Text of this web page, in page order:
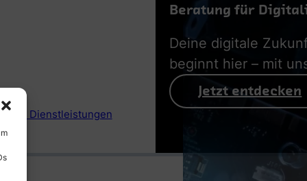
aller Dienstleistungen
Beratung für
Deine digitale
beginnt hier – mit
Jetzt entdecken